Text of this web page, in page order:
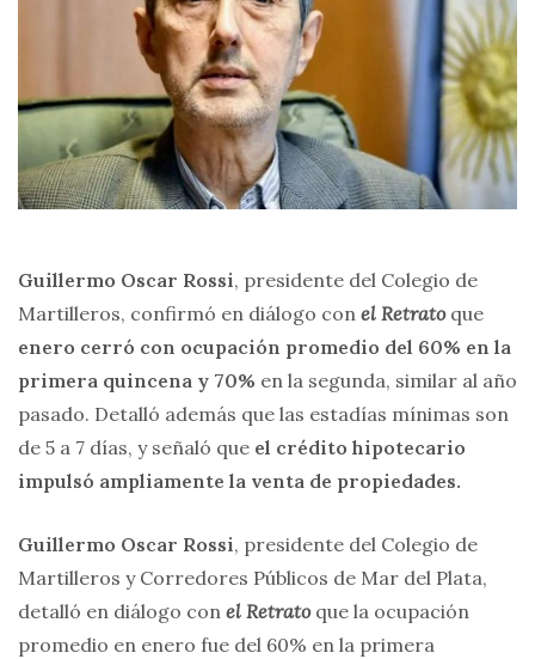
Guillermo Oscar Rossi, presidente del Colegio de
Martilleros, confirmó en diálogo con el Retratoque
enero cerró con ocupación promedio del 60% en la
primera quincena y 70% en la segunda, similar al año
pasado. Detalló además que las estadías mínimas son
de 5 a 7 días, y señaló que el crédito hipotecario
impulsó ampliamente la venta de propiedades.
Guillermo Oscar Rossi, presidente del Colegio de
Martilleros y Corredores Públicos de Mar del Plata,
detalló en diálogo con el Retratoque la ocupación
promedio en enero fue del 60% en la primera